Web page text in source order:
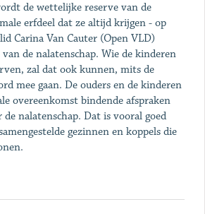
de wettelijke reserve van de
erfdeel dat ze altijd krijgen - op
Carina Van Cauter (Open VLD)
de nalatenschap. Wie de kinderen
zal dat ook kunnen, mits de
mee gaan. De ouders en de kinderen
overeenkomst bindende afspraken
nalatenschap. Dat is vooral goed
gezinnen en koppels die